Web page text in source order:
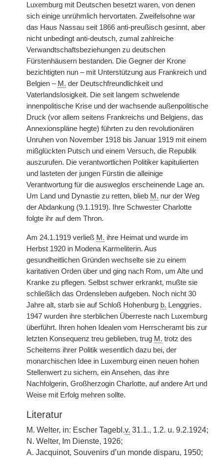
Luxemburg mit Deutschen besetzt waren, von denen
sich einige unrühmlich hervortaten. Zweifelsohne war
das Haus Nassau seit 1866 anti-preußisch gesinnt, aber
nicht unbedingt anti-deutsch, zumal zahlreiche
Verwandtschaftsbeziehungen zu deutschen
Fürstenhäusern bestanden. Die Gegner der Krone
bezichtigten nun – mit Unterstützung aus Frankreich und
Belgien – M. der Deutschfreundlichkeit und
Vaterlandslosigkeit. Die seit langem schwelende
innenpolitische Krise und der wachsende außenpolitische
Druck (vor allem seitens Frankreichs und Belgiens, das
Annexionspläne hegte) führten zu den revolutionären
Unruhen von November 1918 bis Januar 1919 mit einem
mißglückten Putsch und einem Versuch, die Republik
auszurufen. Die verantwortlichen Politiker kapitulierten
und lasteten der jungen Fürstin die alleinige
Verantwortung für die ausweglos erscheinende Lage an.
Um Land und Dynastie zu retten, blieb M. nur der Weg
der Abdankung (9.1.1919). Ihre Schwester Charlotte
folgte ihr auf dem Thron.
Am 24.1.1919 verließ M. ihre Heimat und wurde im
Herbst 1920 in Modena Karmeliterin. Aus
gesundheitlichen Gründen wechselte sie zu einem
karitativen Orden über und ging nach Rom, um Alte und
Kranke zu pflegen. Selbst schwer erkrankt, mußte sie
schließlich das Ordensleben aufgeben. Noch nicht 30
Jahre alt, starb sie auf Schloß Hohenburg b. Lenggries.
1947 wurden ihre sterblichen Überreste nach Luxemburg
überführt. Ihren hohen Idealen vom Herrscheramt bis zur
letzten Konsequenz treu geblieben, trug M. trotz des
Scheiterns ihrer Politik wesentlich dazu bei, der
monarchischen Idee in Luxemburg einen neuen hohen
Stellenwert zu sichern, ein Ansehen, das ihre
Nachfolgerin, Großherzogin Charlotte, auf andere Art und
Weise mit Erfolg mehren sollte.
Literatur
M. Welter, in: Escher Tagebl.v. 31.1., 1.2. u. 9.2.1924;
N. Welter, Im Dienste, 1926;
A. Jacquinot, Souvenirs d’un monde disparu, 1950;